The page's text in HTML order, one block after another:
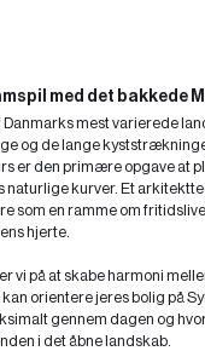
med det bakkede
Danmarks mest varierede
og de lange
er den primære opgave at
naturlige kurver. Et
som en ramme om
hjerte.
vi på at skabe harmoni
orientere jeres bolig på
gennem dagen og
i det åbne landskab.